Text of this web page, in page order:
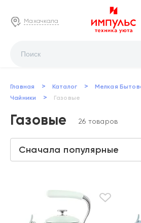
Махачкала
Главная > Каталог > Мелкая
Чайники > Газовые
Газовые 26 товаров